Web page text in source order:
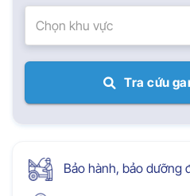
Chọn khu vực
Tra cứu
Bảo hành, bảo dưỡng